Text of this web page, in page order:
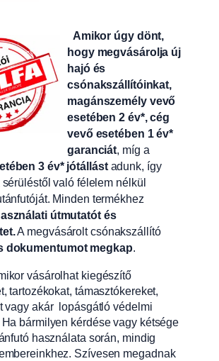
Amikor úgy dönt,
hogy megvásárolja új
hajó és
csónakszállítóinkat,
magánszemély vevő
esetében 2 év*, cég
vevő esetében 1 év*
garanciát, míg a
3 év* jótállástadunk, így
való félelem nélkül
Minden termékhez
útmutatót és
A megvásárolt csónakszállító
dokumentumot megkap.
vásárolhat kiegészítő
tartozékokat, támasztókereket,
vagy akár lopásgátló védelmi
bármilyen kérdése vagy kétsége
használata során, mindig
Szívesen megadnak